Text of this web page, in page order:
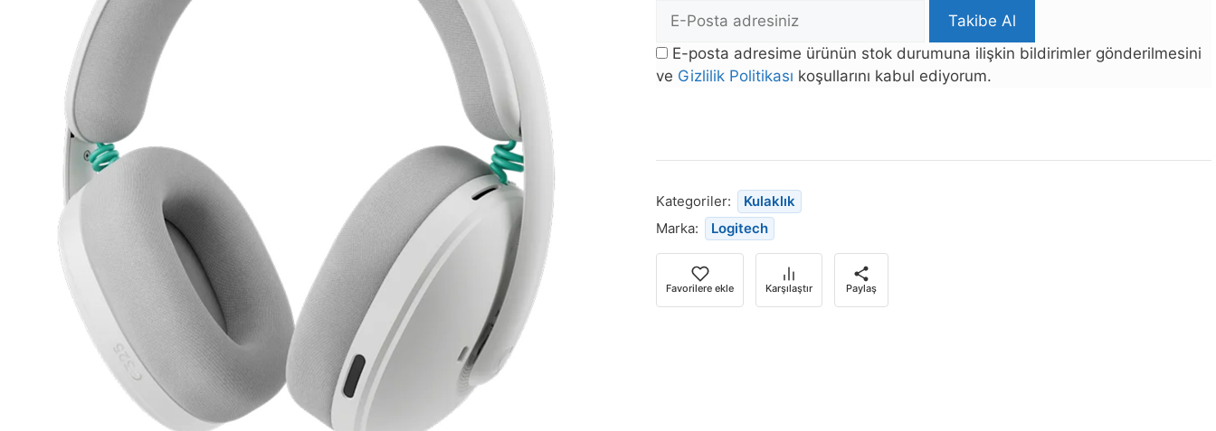
E-
Adresi
Takibe Al
E-posta adresime ürünün stok durumuna ilişkin bildirimler gönderilmesini
ve Gizlilik Politikası koşullarını kabul ediyorum.
döndüğünde
almak
için
e-
posta
adresinizi
Kategoriler:
Kulaklık
Marka:
Logitech
Favorilere ekle Karşılaştır Paylaş